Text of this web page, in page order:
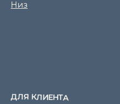
ДЛЯ КЛИЕНТА
Низ